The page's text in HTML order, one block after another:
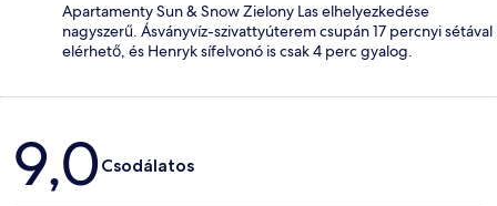
Apartamenty Sun & Snow Zielony Las elhelyezkedése
nagyszerű. Ásványvíz-szivattyúterem csupán 17 percnyi sétával
elérhető, és Henryk sífelvonó is csak 4 perc gyalog.
Értékelések
9,0Csodálatos